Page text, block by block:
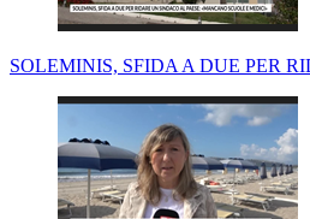
SOLEMINIS, SFIDA A DUE PER